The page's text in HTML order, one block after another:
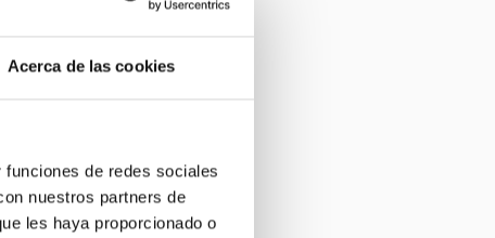
Acerca de las cookies
de redes sociales
nuestros partners de
les haya proporcionado o